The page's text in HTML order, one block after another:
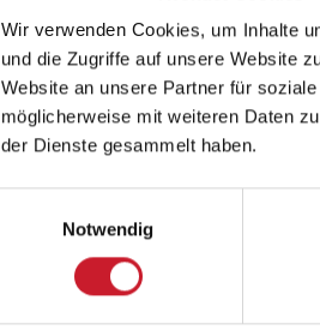
Wir verwenden Cookies, um Inhalte
und die Zugriffe auf unsere Website
Website an unsere Partner für
möglicherweise mit weiteren Daten
der Dienste gesammelt haben.
Notwendig
Anzahl Badezimmer: 1
Anzahl Toiletten: 1